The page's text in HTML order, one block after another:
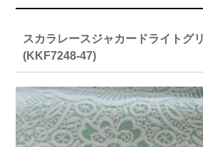
スカラレースジャカードライトグ
(KKF7248-47)